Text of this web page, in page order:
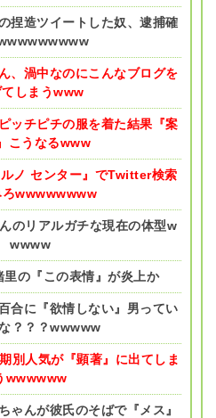
捏造ツイートした奴、逮捕確
、渦中なのにこんなブログを
しまうwww
ッチピチの服を着た結果『案
こうなるwww
ノ センター』でTwitter検索
ろwwwwwwww
のリアルガチな現在の体型w
wwww
里の『この表情』が炎上か
合に『欲情しない』男ってい
？？？wwwww
別人気が『顕著』に出てしま
wwwwww
ゃんが彼氏のそばで『メス』